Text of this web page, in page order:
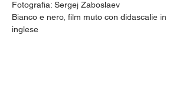
Fotografia: Sergej Zaboslaev
Bianco e nero, film muto con didascalie in
inglese